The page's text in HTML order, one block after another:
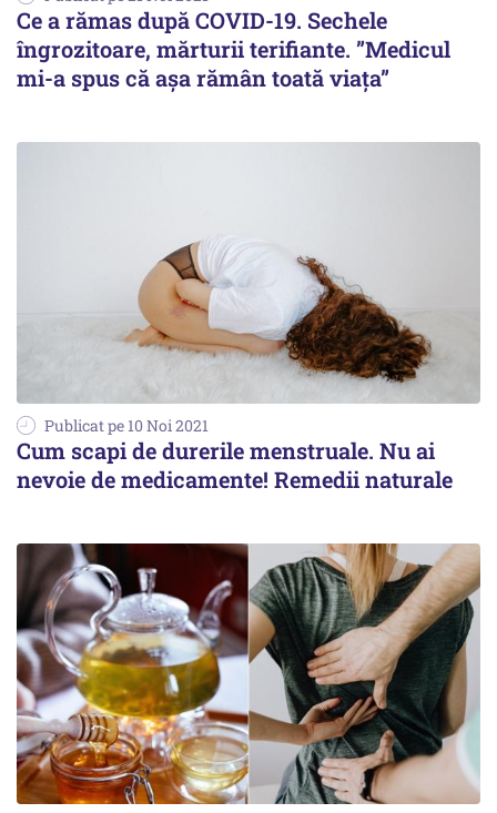
Ce a rămas după COVID-19. Sechele
îngrozitoare, mărturii terifiante. ”Medicul
mi-a spus că așa rămân toată viața”
Publicat pe 10 Noi 2021
Cum scapi de durerile menstruale. Nu ai
nevoie de medicamente! Remedii naturale